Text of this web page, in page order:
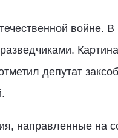
войне.
депутат
направленные на